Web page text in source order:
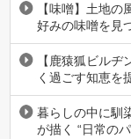
【味噌】土地
好みの味噌を見
【鹿猿狐ビル
く過ごす知恵を
暮らしの中に馴
が描く “日常の